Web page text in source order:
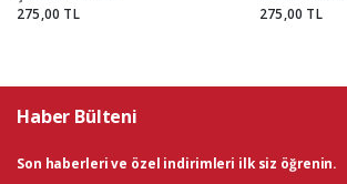
275,00 TL 275,00 TL
Haber Bülteni
Son haberleri ve özel indirimleri ilk siz öğrenin.